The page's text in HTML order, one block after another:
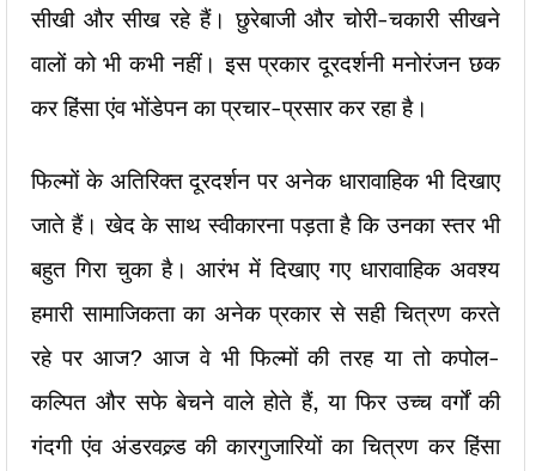
सीखी और सीख रहे हैं। छुरेबाजी और चोरी-चकारी सीखने
वालों को भी कभी नहीं। इस प्रकार दूरदर्शनी मनोरंजन छक
कर हिंसा एंव भोंडेपन का प्रचार-प्रसार कर रहा है।
फिल्मों के अतिरिक्त दूरदर्शन पर अनेक धारावाहिक भी दिखाए
जाते हैं। खेद के साथ स्वीकारना पड़ता है कि उनका स्तर भी
बहुत गिरा चुका है। आरंभ में दिखाए गए धारावाहिक अवश्य
हमारी सामाजिकता का अनेक प्रकार से सही चित्रण करते
रहे पर आज? आज वे भी फिल्मों की तरह या तो कपोल-
कल्पित और सफे बेचने वाले होते हैं, या फिर उच्च वर्गों की
गंदगी एंव अंडरवल्र्ड की कारगुजारियों का चित्रण कर हिंसा